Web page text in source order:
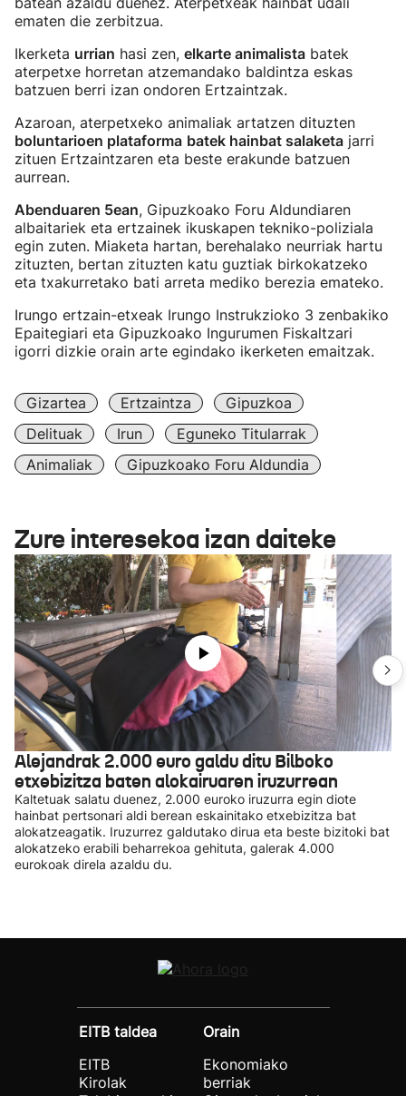
ematen die zerbitzua.
Ikerketa urrian hasi zen, elkarte animalista batek
aterpetxe horretan atzemandako baldintza eskas
batzuen berri izan ondoren Ertzaintzak.
Azaroan, aterpetxeko animaliak artatzen dituzten
boluntarioen plataforma batek hainbat salaketa jarri
zituen Ertzaintzaren eta beste erakunde batzuen
aurrean.
Abenduaren 5ean, Gipuzkoako Foru Aldundiaren
albaitariek eta ertzainek ikuskapen tekniko-poliziala
egin zuten. Miaketa hartan, berehalako neurriak hartu
zituzten, bertan zituzten katu guztiak birkokatzeko
eta txakurretako bati arreta mediko berezia emateko.
Irungo ertzain-etxeak Irungo Instrukzioko 3 zenbakiko
Epaitegiari eta Gipuzkoako Ingurumen Fiskaltzari
igorri dizkie orain arte egindako ikerketen emaitzak.
Gizartea Ertzaintza
Gipuzkoa
Delituak
Irun
Eguneko Titularrak
Animaliak
Gipuzkoako Foru Aldundia
Zure interesekoa izan daiteke
Alejandrak 2.000 euro galdu ditu Bilboko
etxebizitza baten alokairuaren iruzurrean
Kaltetuak salatu duenez, 2.000 euroko iruzurra egin diote
hainbat pertsonari aldi berean eskainitako etxebizitza bat
alokatzeagatik. Iruzurrez galdutako dirua eta beste bizitoki bat
alokatzeko erabili beharrekoa gehituta, galerak 4.000
eurokoak direla azaldu du.
EITB taldea
EITB
Kirolak
Orain
Ekonomiako
berriak